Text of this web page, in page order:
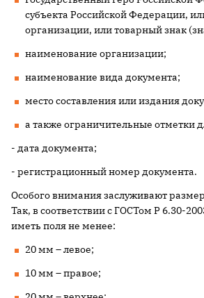
субъекта Российской Федерации,
организации, или товарный знак
наименование организации;
наименование вида документа;
место составления или издания
а также ограничительные отметки
- дата документа;
- регистрационный номер документа.
Особого внимания заслуживают
Так, в ­соответствии с ГОСТом Р 6.30-
иметь поля не менее:
20 мм – левое;
10 мм – правое;